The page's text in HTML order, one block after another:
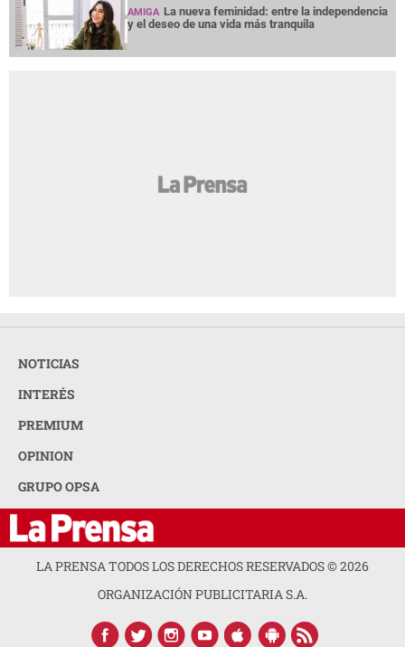
AMIGA La nueva feminidad: entre la independencia
y el deseo de una vida más tranquila
NOTICIAS
INTERÉS
PREMIUM
OPINION
GRUPO OPSA
LA PRENSA TODOS LOS DERECHOS RESERVADOS ©2026
ORGANIZACIÓN PUBLICITARIA S.A.